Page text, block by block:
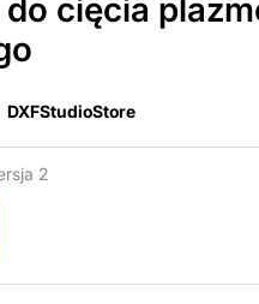
do cięcia
DXFStudioStore
2